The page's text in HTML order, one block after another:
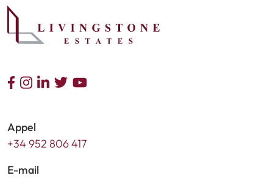
Appel
+34 952 806 417
E-mail